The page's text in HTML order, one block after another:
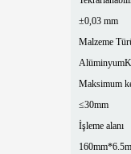
±0,03 mm
Malzeme
Alüminyum
Maksimum
≤30mm
İşleme alanı
160mm*6.5m